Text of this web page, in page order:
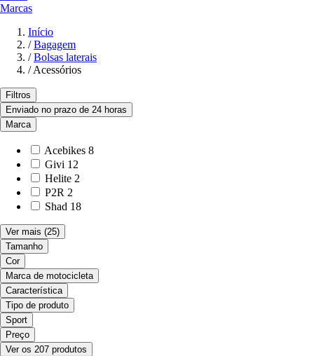
Marcas
Início
/ Bagagem
/ Bolsas laterais
/ Acessórios
Filtros
Enviado no prazo de 24 horas
Marca
Acebikes 8
Givi 12
Helite 2
P2R 2
Shad 18
Ver mais (25)
Tamanho
Cor
Marca de motocicleta
Característica
Tipo de produto
Sport
Preço
Ver os 207 produtos